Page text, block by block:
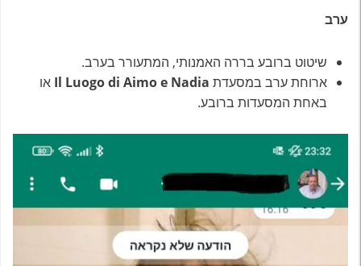
ערב
שיטוט ברובע בררה האמנותי, המתעורר בערב.
ארוחת ערב במסעדת Il Luogo di Aimo e Nadia או
באחת המסעדות ברובע.